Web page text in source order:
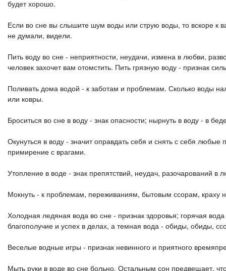
будет хорошо.
Если во сне вы слышите шум воды или струю воды, то вскоре к
не думали, видели.
Пить воду во сне - неприятности, неудачи, измена в любви,
человек захочет вам отомстить. Пить грязную воду - признак
Поливать дома водой - к заботам и проблемам. Сколько воды
или ковры.
Броситься во сне в воду - знак опасности; нырнуть в воду - в
Окунуться в воду - значит оправдать себя и снять с себя
примирение с врагами.
Утопление в воде - знак препятствий, неудач, разочарований в
Мокнуть - к проблемам, переживаниям, бытовым ссорам, краху
Холодная ледяная вода во сне - признак здоровья; горячая
благополучие и успех в делах, а темная вода - обиды, обиды,
Веселые водные игры - признак невинного и приятного
Мыть руки в воде во сне больно. Остальным сон предвещает,